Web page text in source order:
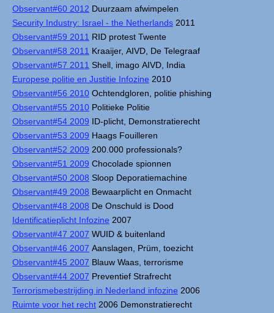
Observant#60 2012 Duurzaam afwimpelen
Security Industry: Israel - the Netherlands 2011
Observant#59 2011 RID protest Twente
Observant#58 2011 Kraaijer, AIVD, De Telegraaf
Observant#57 2011 Shell, imago AIVD, India
Europese politie en Justitie Infozine 2010
Observant#56 2010 Ochtendgloren, politie phishing
Observant#55 2010 Politieke Politie
Observant#54 2009 ID-plicht, Demonstratierecht
Observant#53 2009 Haags Fouilleren
Observant#52 2009 200.000 professionals?
Observant#51 2009 Chocolade spionnen
Observant#50 2008 Sloop Deporatiemachine
Observant#49 2008 Bewaarplicht en Onmacht
Observant#48 2008 De Onschuld is Dood
Identificatieplicht Infozine 2007
Observant#47 2007 WUID & buitenland
Observant#46 2007 Aanslagen, Prüm, toezicht
Observant#45 2007 Blauw Waas, terrorisme
Observant#44 2007 Preventief Strafrecht
Terrorismebestrijding in Nederland infozine 2006
Ruimte voor het recht 2006 Demonstratierecht